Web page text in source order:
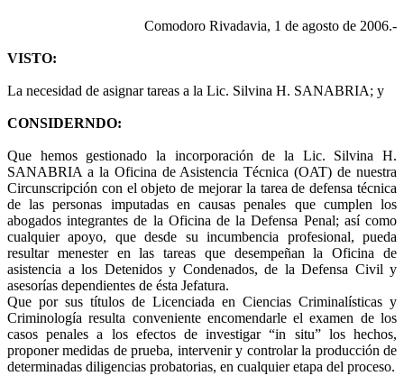
Comodoro Rivadavia, 1 de agosto de 2006.-
VISTO:
La necesidad de asignar tareas a la Lic. Silvina H. SANABRIA; y
CONSIDERNDO:
Que hemos gestionado la incorporación de la Lic. Silvina H.
SANABRIA a la Oficina de Asistencia Técnica (OAT) de nuestra
Circunscripción con el objeto de mejorar la tarea de defensa técnica
de las personas imputadas en causas penales que cumplen los
abogados integrantes de la Oficina de la Defensa Penal; así como
cualquier apoyo, que desde su incumbencia profesional, pueda
resultar menester en las tareas que desempeñan la Oficina de
asistencia a los Detenidos y Condenados, de la Defensa Civil y
asesorías dependientes de ésta Jefatura.
Que por sus títulos de Licenciada en Ciencias Criminalísticas y
Criminología resulta conveniente encomendarle el examen de los
casos penales a los efectos de investigar “in situ” los hechos,
proponer medidas de prueba, intervenir y controlar la producción de
determinadas diligencias probatorias, en cualquier etapa del proceso.